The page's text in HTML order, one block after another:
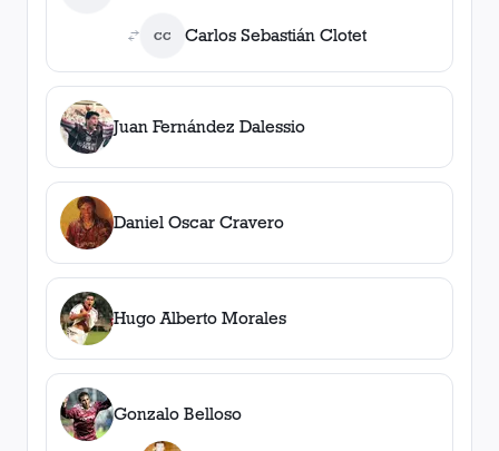
CC Carlos Sebastián Clotet
Juan Fernández Dalessio
Daniel Oscar Cravero
Hugo Alberto Morales
Gonzalo Belloso